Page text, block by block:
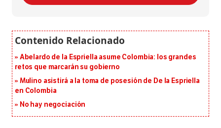
Abelardo de la Espriella asume Colombia: los grandes
retos que marcarán su gobierno
Mulino asistirá a la toma de posesión de De la Espriella
en Colombia
No hay negociación